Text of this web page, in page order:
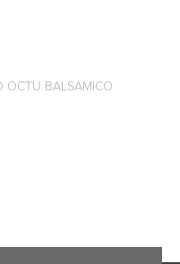
OCTU BALSAMICO